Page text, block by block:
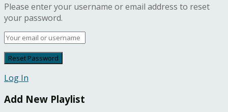
Please enter your username or email address to reset
your password.
Log In
Add New Playlist